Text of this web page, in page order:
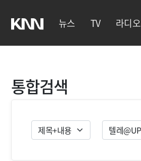
뉴스 TV 라디오
통합검색
검색유형 검색